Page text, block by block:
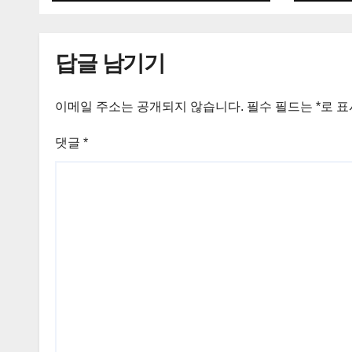
답글 남기기
이메일 주소는 공개되지 않습니다. 필수 필드는 *로
댓글 *